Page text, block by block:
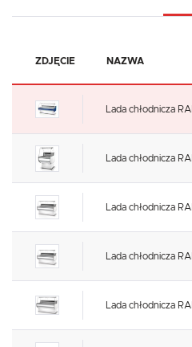
ZDJĘCIE NAZWA
Lada chłodnicza
Lada chłodnicza
Lada chłodnicza
Lada chłodnicza
Lada chłodnicza